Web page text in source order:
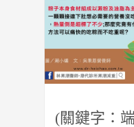
(關鍵字：